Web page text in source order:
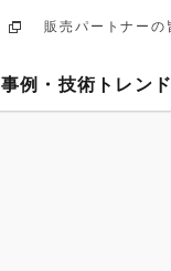
事例・技術トレンド
販売パートナーの